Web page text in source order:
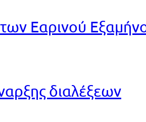
Εαρινού
διαλέξεων